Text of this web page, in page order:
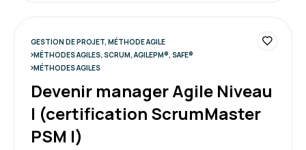
objectifs qu'elle se fixe. Une formatrice très
professionnelle, qui s'est révélée être à
l'écoute et exhaustive dans sa passation
d'informations.
Formation : Devenir développeur Agile (Certification
Scrum Developer PSD)
GESTION DE PROJET, MÉTHODE AGILE
MÉTHODES AGILES, SCRUM, AGILEPM®, SAFE®
MÉTHODES AGILES
Devenir manager Agile Niveau
I (certification ScrumMaster
PSM I)